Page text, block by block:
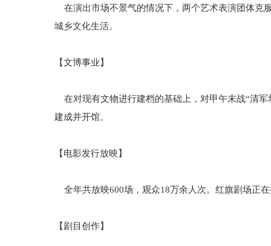
在演出市场不景气的情况下，两个艺术表演团体克
城乡文化生活。
【文博事业】
在对现有文物进行建档的基础上，对甲午末战“清
建成并开馆。
【电影发行放映】
全年共放映600场，观众18万余人次。红旗剧场正
【剧目创作】